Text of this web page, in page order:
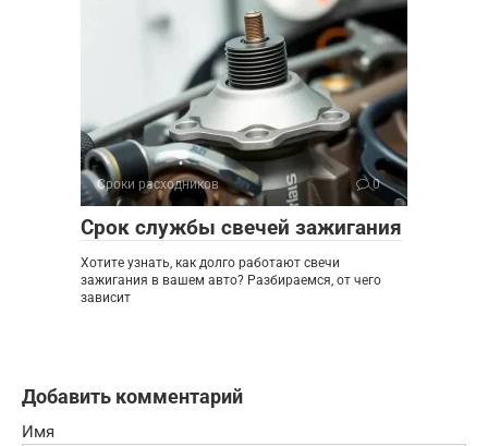
Сроки расходников 0
Срок службы свечей зажигания
Хотите узнать, как долго работают свечи
зажигания в вашем авто? Разбираемся, от чего
зависит
Добавить комментарий
Имя